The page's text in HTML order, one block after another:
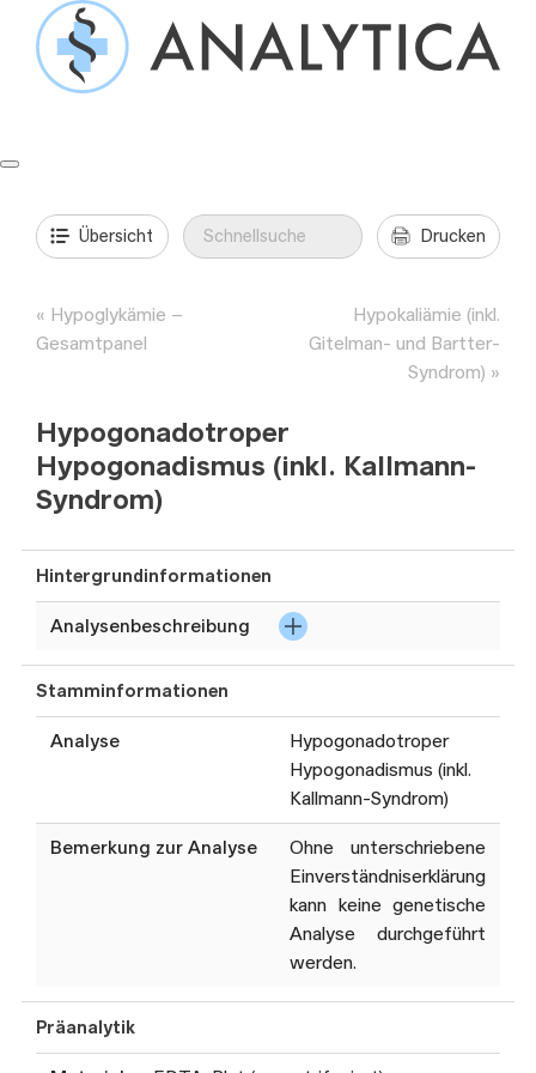
Springe
Inhalt
Übersicht Drucken
Hypoglykämie –
Gesamtpanel
Hypokaliämie (inkl.
Gitelman- und Bartter-
Syndrom)
Hypogonadotroper
Hypogonadismus (inkl. Kallmann-
Syndrom)
Hintergrundinformationen
Analysenbeschreibung
Hochdurchsatzsequenzierung
Deletions- und
Duplikationsanalysen (MLPA),
Zusammenstellung eines
Gen-Panels gemäss klinischer
Fragestellung. Die
ausgewerteten Gen-Panels
werden regelmässig an den
aktuellen Stand der
Wissenschaft angepasst.
Diese Analyse wird i.d.R. nur
Stamminformationen
Analyse
Hypogonadotroper
Hypogonadismus (inkl.
Kallmann-Syndrom)
Bemerkung zur Analyse
Ohne unterschriebene
Einverständniserklärung
kann keine genetische
Analyse durchgeführt
werden.
Präanalytik